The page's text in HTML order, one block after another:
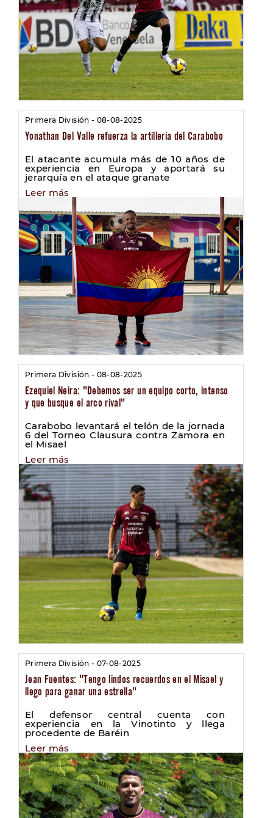
Primera División - 08-08-2025
Yonathan Del Valle refuerza la artillería del Carabobo
El atacante acumula más de 10 años de
experiencia en Europa y aportará su
jerarquía en el ataque granate
Leer más
Primera División - 08-08-2025
Ezequiel Neira: "Debemos ser un equipo corto, intenso
y que busque el arco rival"
Carabobo levantará el telón de la jornada
6 del Torneo Clausura contra Zamora en
el Misael
Leer más
Primera División - 07-08-2025
Jean Fuentes: "Tengo lindos recuerdos en el Misael y
llego para ganar una estrella"
El defensor central cuenta con
experiencia en la Vinotinto y llega
procedente de Baréin
Leer más